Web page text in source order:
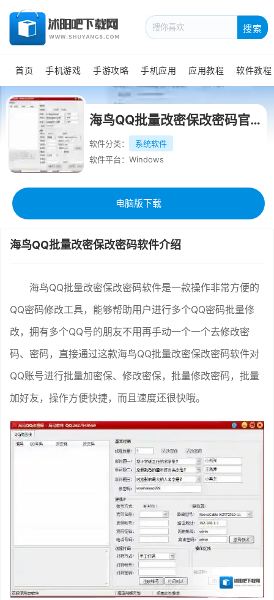
搜索
首页 手机游戏 手游攻略 手机应用 应用教程 软件教程
海鸟QQ批量改密保改密码官方版
软件分类：
系统软件
软件平台：Windows
电脑版下载
海鸟QQ批量改密保改密码软件介绍
海鸟QQ批量改密保改密码软件是一款操作非常方便的
QQ密码修改工具，能够帮助用户进行多个QQ密码批量修
改，拥有多个QQ号的朋友不用再手动一个一个去修改密
码、密码，直接通过这款海鸟QQ批量改密保改密码软件对
QQ账号进行批量加密保、修改密保，批量修改密码，批量
加好友，操作方便快捷，而且速度还很快哦。